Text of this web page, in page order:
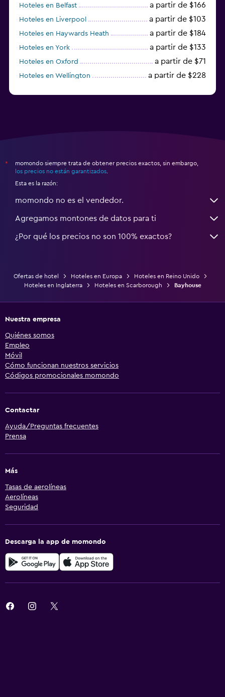
Hoteles en Belfast a partir de $166
Hoteles en Liverpool a partir de $103
Hoteles en Haywards Heath a partir de $184
Hoteles en York a partir de $133
Hoteles en Oxford a partir de $71
Hoteles en Wellington a partir de $228
*
momondo siempre trata de obtener precios exactos, sin embargo,
los precios no están garantizados
Esta es la razón:
momondo no es el vendedor.
Agregamos montones de datos para ti
¿Por qué los precios no son 100% exactos?
Ofertas de hotel Hoteles en Europa
Hoteles en Reino Unido
Hoteles en Inglaterra
Hoteles en Scarborough Bayhouse
Nuestra empresa
Quiénes somos
Empleo
Móvil
Cómo funcionan nuestros servicios
Códigos promocionales momondo
Contactar
Ayuda/Preguntas frecuentes
Prensa
Más
Tasas de aerolíneas
Aerolíneas
Seguridad
Descarga la app de momondo